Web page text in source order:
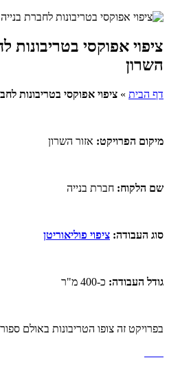
ציפוי אפוקסי בטריבונות
השרון
דף הבית » ציפוי אפוקסי בטריבונות
מיקום הפרויקט: אזור השרון
שם הלקוח: חברת בנייה
סוג העבודה: ציפוי פוליאוריטן
גודל העבודה: כ-400 מ"ר
בפרויקט זה צופו הטריבונות באולם